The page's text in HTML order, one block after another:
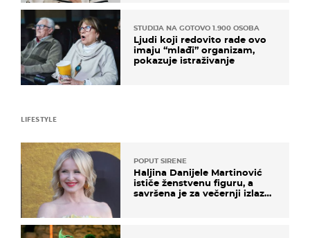
STUDIJA NA GOTOVO 1.900 OSOBA
Ljudi koji redovito rade ovo
imaju “mlađi” organizam,
pokazuje istraživanje
LIFESTYLE
POPUT SIRENE
Haljina Danijele Martinović
ističe ženstvenu figuru, a
savršena je za večernji izlazak